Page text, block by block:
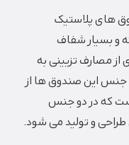
های پلاستیک
بسیار شفاف
مصارف تزیینی به
جنس این صندوق ها از
که در دو جنس
طراحی و تولید می شود.